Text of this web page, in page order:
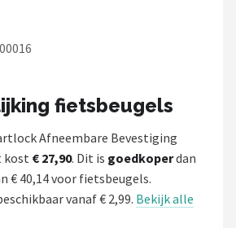
fietsbeugels
Afneembare Bevestiging
kost € 27,90. Dit is goedkoperdan
€ 40,14 voor fietsbeugels.
vanaf € 2,99. Bekijk alle